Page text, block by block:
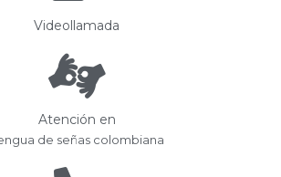
Videollamada
Atención en
de señas colombiana